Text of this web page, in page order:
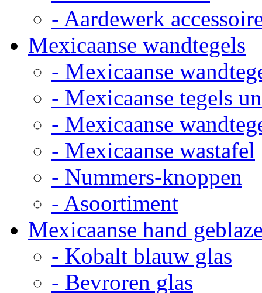
- Aardewerk
Mexicaanse wandtegels
- Mexicaanse
- Mexicaanse tegels
- Mexicaanse
- Mexicaanse wastafel
- Nummers-knoppen
- Asoortiment
Mexicaanse hand
- Kobalt blauw glas
- Bevroren glas